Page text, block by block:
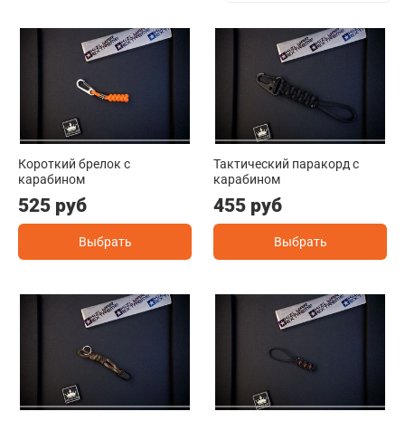
Короткий брелок с
карабином
525 руб
Выбрать
Тактический паракорд с
карабином
455 руб
Выбрать